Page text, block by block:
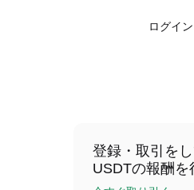
ログイン
登録・取引を
USDTの報酬を